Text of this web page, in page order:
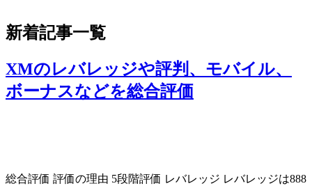
新着記事一覧
XMのレバレッジや評判、モバイル、
ボーナスなどを総合評価
総合評価 評価の理由 5段階評価 レバレッジ レバレッジは888